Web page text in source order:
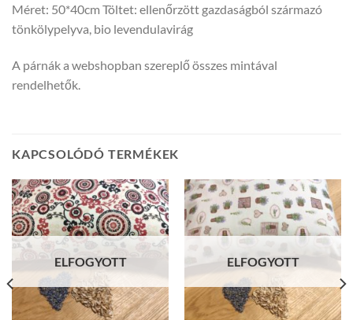
Méret: 50*40cm Töltet: ellenőrzött gazdaságból származó
tönkölypelyva, bio levendulavirág
A párnák a webshopban szereplő összes mintával
rendelhetők.
KAPCSOLÓDÓ TERMÉKEK
ELFOGYOTT ELFOGYOTT